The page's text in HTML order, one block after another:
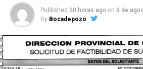
Published 20 horas ago on 9 de
By Bocadepozo